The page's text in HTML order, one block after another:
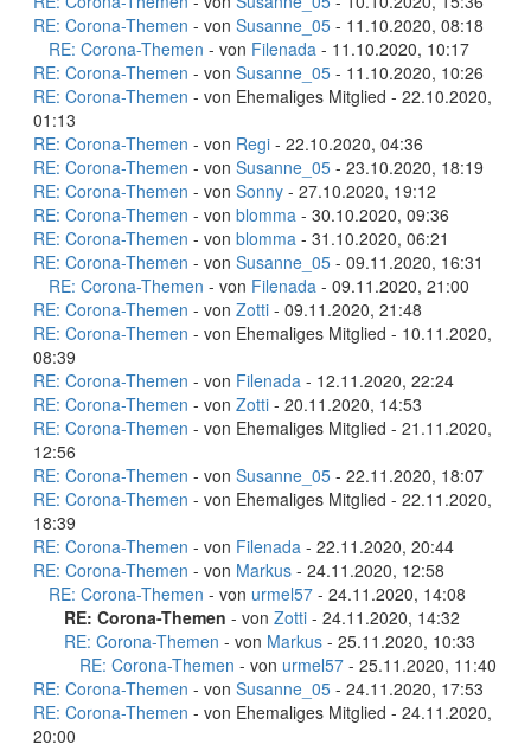
RE: Corona-Themen - von Susanne_05 - 11.10.2020, 08:18
RE: Corona-Themen - von Filenada - 11.10.2020, 10:17
RE: Corona-Themen - von Susanne_05 - 11.10.2020, 10:26
RE: Corona-Themen - von Ehemaliges Mitglied - 22.10.2020,
01:13
RE: Corona-Themen - von Regi - 22.10.2020, 04:36
RE: Corona-Themen - von Susanne_05 - 23.10.2020, 18:19
RE: Corona-Themen - von Sonny - 27.10.2020, 19:12
RE: Corona-Themen - von blomma - 30.10.2020, 09:36
RE: Corona-Themen - von blomma - 31.10.2020, 06:21
RE: Corona-Themen - von Susanne_05 - 09.11.2020, 16:31
RE: Corona-Themen - von Filenada - 09.11.2020, 21:00
RE: Corona-Themen - von Zotti - 09.11.2020, 21:48
RE: Corona-Themen - von Ehemaliges Mitglied - 10.11.2020,
08:39
RE: Corona-Themen - von Filenada - 12.11.2020, 22:24
RE: Corona-Themen - von Zotti - 20.11.2020, 14:53
RE: Corona-Themen - von Ehemaliges Mitglied - 21.11.2020,
12:56
RE: Corona-Themen - von Susanne_05 - 22.11.2020, 18:07
RE: Corona-Themen - von Ehemaliges Mitglied - 22.11.2020,
18:39
RE: Corona-Themen - von Filenada - 22.11.2020, 20:44
RE: Corona-Themen - von Markus - 24.11.2020, 12:58
RE: Corona-Themen - von urmel57 - 24.11.2020, 14:08
RE: Corona-Themen - von Zotti - 24.11.2020, 14:32
RE: Corona-Themen - von Markus - 25.11.2020, 10:33
RE: Corona-Themen - von urmel57 - 25.11.2020, 11:40
RE: Corona-Themen - von Susanne_05 - 24.11.2020, 17:53
RE: Corona-Themen - von Ehemaliges Mitglied - 24.11.2020,
20:00